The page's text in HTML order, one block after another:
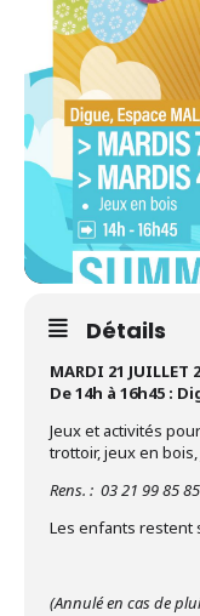
Détails
MARDI 21 JUILLET
De 14h à 16h45 :
Jeux et activités
trottoir, jeux en
Rens. : 03 21 99 85 85
Les enfants restent
(Annulé en cas de